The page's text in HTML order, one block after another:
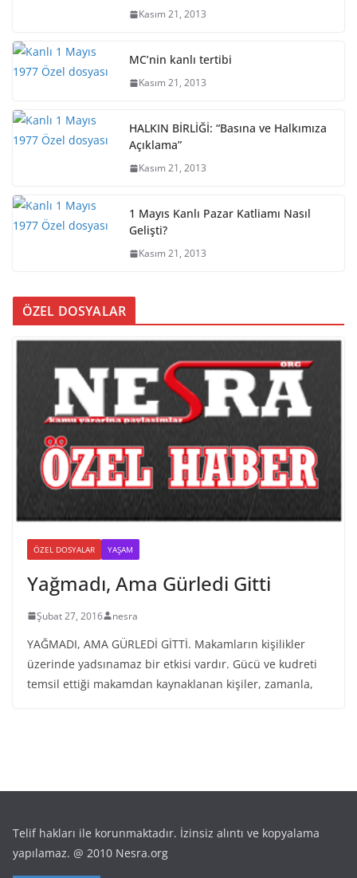
Kasım 21, 2013
MC’nin kanlı tertibi
Kasım 21, 2013
HALKIN BİRLİĞİ: “Basına ve Halkımıza
Açıklama”
Kasım 21, 2013
1 Mayıs Kanlı Pazar Katliamı Nasıl
Gelişti?
Kasım 21, 2013
ÖZEL DOSYALAR
ÖZEL DOSYALAR YAŞAM
Yağmadı, Ama Gürledi Gitti
Şubat 27, 2016 nesra
YAĞMADI, AMA GÜRLEDİ GİTTİ. Makamların kişilikler
üzerinde yadsınamaz bir etkisi vardır. Gücü ve kudreti
temsil ettiği makamdan kaynaklanan kişiler, zamanla,
Telif hakları ile korunmaktadır. İzinsiz alıntı ve kopyalama
yapılamaz. @ 2010 Nesra.org